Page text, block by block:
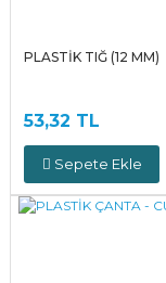
PLASTİK TIĞ (12 MM)
53,32 TL
Sepete Ekle